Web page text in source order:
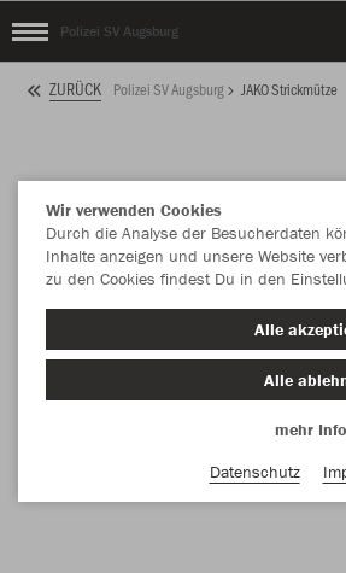
Polizei SV Augsburg
ZURÜCK Polizei SV Augsburg JAKO Strickmütze
Wir verwenden Cookies
Durch die Analyse der Besucherdaten
Inhalte anzeigen und unsere Website
zu den Cookies findest Du in den
Alle
Alle
mehr
Datenschutz